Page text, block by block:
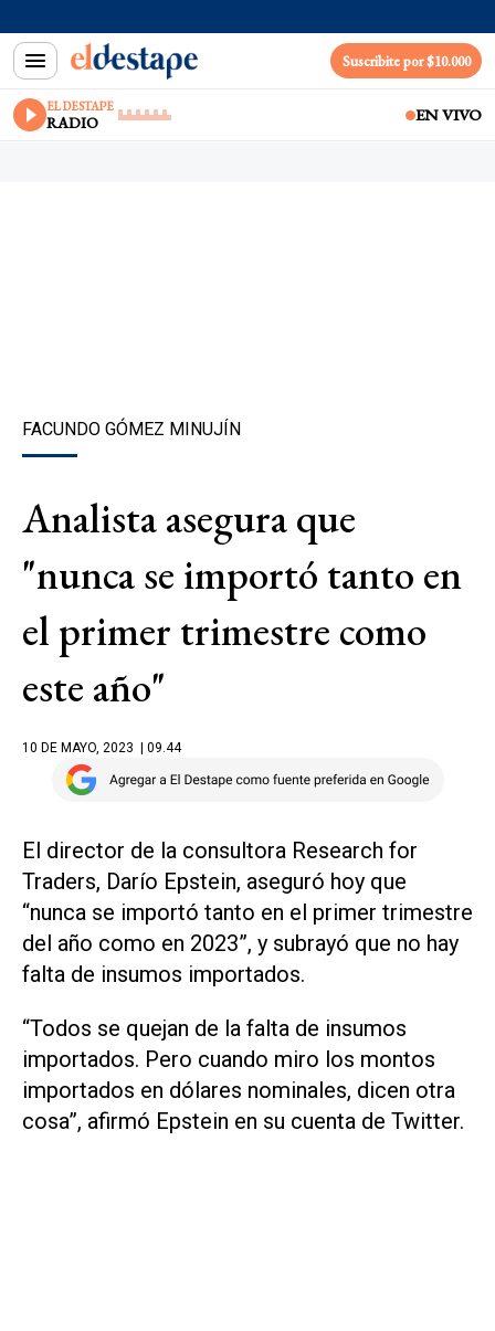
Suscribite por $10.000
EL DESTAPE
RADIO EN VIVO
FACUNDO GÓMEZ MINUJÍN
Analista asegura que
"nunca se importó tanto en
el primer trimestre como
este año"
10 DE MAYO, 2023 | 09.44
El director de la consultora Research for
Traders, Darío Epstein, aseguró hoy que
“nunca se importó tanto en el primer trimestre
del año como en 2023”, y subrayó que no hay
falta de insumos importados.
“Todos se quejan de la falta de insumos
importados. Pero cuando miro los montos
importados en dólares nominales, dicen otra
cosa”, afirmó Epstein en su cuenta de Twitter.